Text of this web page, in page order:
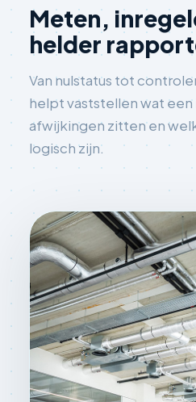
Meten,
helder
Van nulstatus tot
helpt vaststellen wat
afwijkingen zitten en
logisch zijn.